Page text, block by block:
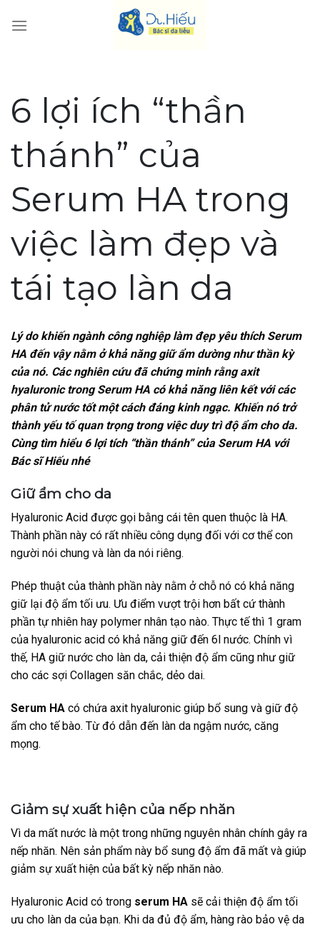
6 lợi ích “thần
thánh” của
Serum HA trong
việc làm đẹp và
tái tạo làn da
Lý do khiến ngành công nghiệp làm đẹp yêu thích Serum
HA đến vậy nằm ở khả năng giữ ẩm dường như thần kỳ
của nó. Các nghiên cứu đã chứng minh rằng axit
hyaluronic trong Serum HA có khả năng liên kết với các
phân tử nước tốt một cách đáng kinh ngạc. Khiến nó trở
thành yếu tố quan trọng trong việc duy trì độ ẩm cho da.
Cùng tìm hiểu 6 lợi tích “thần thánh” của Serum HA với
Bác sĩ Hiếu nhé
Giữ ẩm cho da
Hyaluronic Acid được gọi bằng cái tên quen thuộc là HA.
Thành phần này có rất nhiều công dụng đối với cơ thể con
người nói chung và làn da nói riêng.
Phép thuật của thành phần này nằm ở chỗ nó có khả năng
giữ lại độ ẩm tối ưu. Ưu điểm vượt trội hơn bất cứ thành
phần tự nhiên hay polymer nhân tạo nào. Thực tế thì 1 gram
của hyaluronic acid có khả năng giữ đến 6l nước. Chính vì
thế, HA giữ nước cho làn da, cải thiện độ ẩm cũng như giữ
cho các sợi Collagen săn chắc, dẻo dai.
Serum HA có chứa axit hyaluronic giúp bổ sung và giữ độ
ẩm cho tế bào. Từ đó dẫn đến làn da ngậm nước, căng
mọng.
Giảm sự xuất hiện của nếp nhăn
Vì da mất nước là một trong những nguyên nhân chính gây ra
nếp nhăn. Nên sản phẩm này bổ sung độ ẩm đã mất và giúp
giảm sự xuất hiện của bất kỳ nếp nhăn nào.
Hyaluronic Acid có trong serum HA sẽ cải thiện độ ẩm tối
ưu cho làn da của bạn. Khi da đủ độ ẩm, hàng rào bảo vệ da